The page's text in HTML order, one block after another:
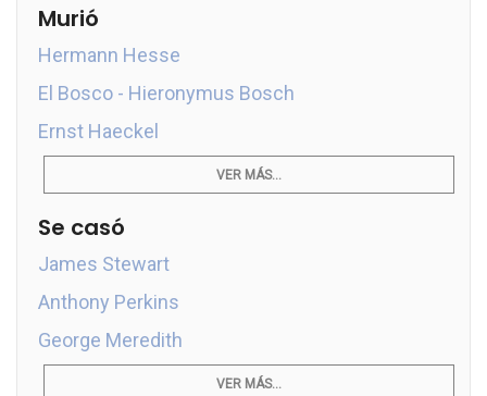
Murió
Hermann Hesse
El Bosco - Hieronymus Bosch
Ernst Haeckel
VER MÁS...
Se casó
James Stewart
Anthony Perkins
George Meredith
VER MÁS...